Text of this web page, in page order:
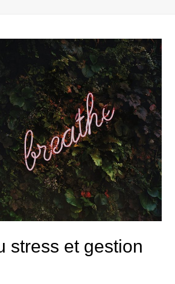
stress et gestion